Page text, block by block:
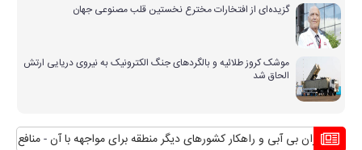
گزیده‌ای از افتخارات مخترع نخستین قلب مصنوعی جهان
موشک کروز طلائیه و بالگردهای جنگ الکترونیک به نیروی دریایی ارتش
الحاق شد
بی آبی و راهکار کشورهای دیگر منطقه برای مواجهه با آن منافع پایدار